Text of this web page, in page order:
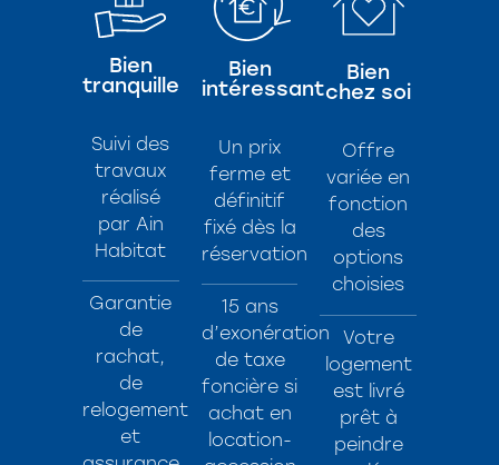
Bien
tranquille
Suivi des
travaux
réalisé
par Ain
Habitat
Garantie
de
rachat,
de
relogement
et
Bien
intéressant
Un prix
ferme et
définitif
fixé dès la
réservation
15 ans
d’exonération
de taxe
foncière si
achat en
location-
Bien
chez soi
Offre
variée en
fonction
des
options
choisies
Votre
logement
est livré
prêt à
peindre